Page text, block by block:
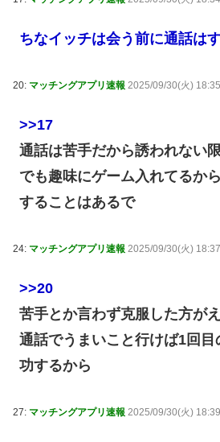
ちなイッチは会う前に通話は
20: マッチングアプリ速報 2025/09/30(火)
>>17
通話は苦手だから誘われない
でも趣味にゲーム入れてるか
することはあるで
24: マッチングアプリ速報 2025/09/30(火)
>>20
苦手とか言わず克服した方が
通話でうまいこと行けば1回
功するから
27: マッチングアプリ速報 2025/09/30(火)